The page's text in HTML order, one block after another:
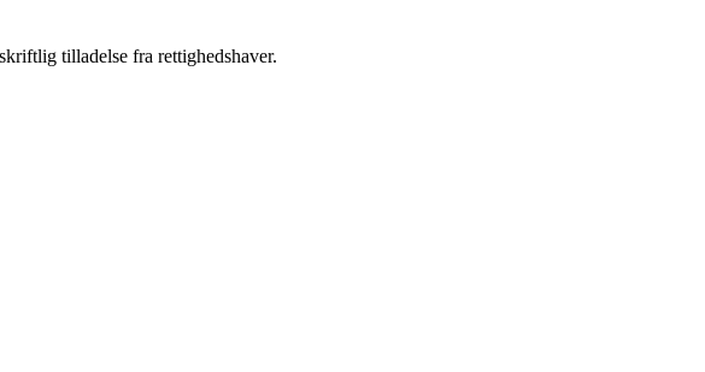
tilladelse fra rettighedshaver.